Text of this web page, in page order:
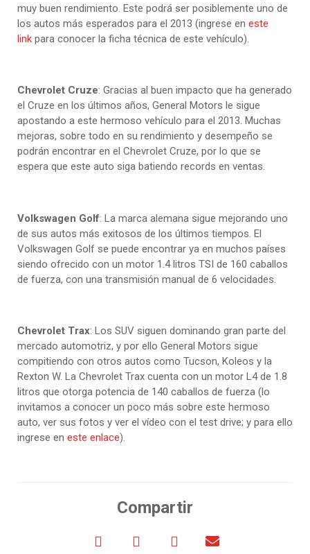
muy buen rendimiento. Este podrá ser posiblemente uno de
los autos más esperados para el 2013 (ingrese en este
link para conocer la ficha técnica de este vehículo).
Chevrolet Cruze: Gracias al buen impacto que ha generado
el Cruze en los últimos años, General Motors le sigue
apostando a este hermoso vehículo para el 2013. Muchas
mejoras, sobre todo en su rendimiento y desempeño se
podrán encontrar en el Chevrolet Cruze, por lo que se
espera que este auto siga batiendo records en ventas.
Volkswagen Golf: La marca alemana sigue mejorando uno
de sus autos más exitosos de los últimos tiempos. El
Volkswagen Golf se puede encontrar ya en muchos países
siendo ofrecido con un motor 1.4 litros TSI de 160 caballos
de fuerza, con una transmisión manual de 6 velocidades.
Chevrolet Trax: Los SUV siguen dominando gran parte del
mercado automotriz, y por ello General Motors sigue
compitiendo con otros autos como Tucson, Koleos y la
Rexton W. La Chevrolet Trax cuenta con un motor L4 de 1.8
litros que otorga potencia de 140 caballos de fuerza (lo
invitamos a conocer un poco más sobre este hermoso
auto, ver sus fotos y ver el vídeo con el test drive; y para ello
ingrese en este enlace).
Compartir